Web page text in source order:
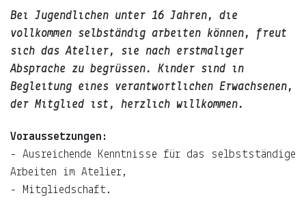
Bei Jugendlichen unter 16 Jahren, die
vollkommen selbständig arbeiten können, freut
sich das Atelier, sie nach erstmaliger
Absprache zu begrüssen. Kinder sind in
Begleitung eines verantwortlichen Erwachsenen,
der Mitglied ist, herzlich willkommen.
Voraussetzungen:
- Ausreichende Kenntnisse für das selbstständige
Arbeiten im Atelier,
- Mitgliedschaft.